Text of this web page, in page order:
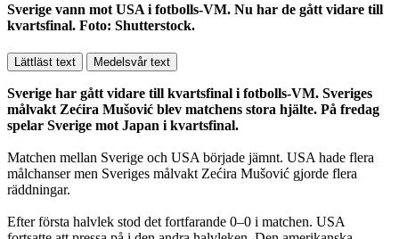
Sverige vann mot USA i fotbolls-VM. Nu har de gått vidare till
kvartsfinal. Foto: Shutterstock.
Lättläst text Medelsvår text
Sverige har gått vidare till kvartsfinal i fotbolls-VM. Sveriges
målvakt Zećira Mušović blev matchens stora hjälte. På fredag
spelar Sverige mot Japan i kvartsfinal.
Matchen mellan Sverige och USA började jämnt. USA hade flera
målchanser men Sveriges målvakt Zećira Mušović gjorde flera
räddningar.
Efter första halvlek stod det fortfarande 0–0 i matchen. USA